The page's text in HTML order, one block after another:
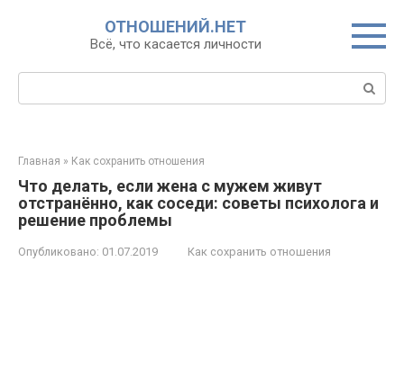
ОТНОШЕНИЙ.НЕТ
Всё, что касается личности
Поиск:
Главная » Как сохранить отношения
Что делать, если жена с мужем живут
отстранённо, как соседи: советы психолога и
решение проблемы
Опубликовано: 01.07.2019 Как сохранить отношения